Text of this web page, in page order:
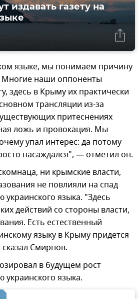
издавать газету на
языке, мы понимаем причину
Многие наши оппоненты
здесь в Крыму их практически
трансляции из-за
притеснениях
ложь и провокация. Мы
упал интерес: да потому
насаждался", — отметил он.
ни крымские власти,
не повлияли на спад
украинского языка. "Здесь
действий со стороны власти,
Есть естественный
языку в Крыму придется
Смирнов.
в будущем рост
украинского языка.